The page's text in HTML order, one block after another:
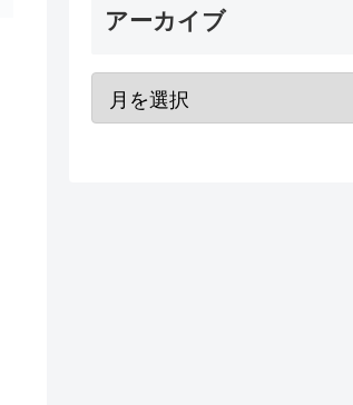
アーカイブ